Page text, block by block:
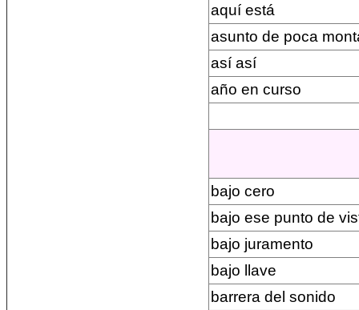
aquí está
asunto de poca
así así
año en curso
bajo cero
bajo ese punto de
bajo juramento
bajo llave
barrera del sonido